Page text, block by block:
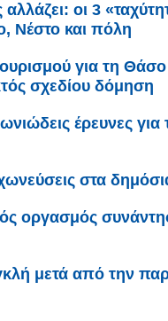
oι 3
Νέστο και πόλη
για τη
σχεδίου δόμηση
έρευνες για
στα
οργασμός
μετά από την